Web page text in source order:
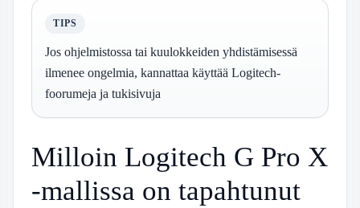
TIPS
Jos ohjelmistossa tai kuulokkeiden yhdistämisessä
ilmenee ongelmia, kannattaa käyttää Logitech-
foorumeja ja tukisivuja
Milloin Logitech G Pro X
-mallissa on tapahtunut